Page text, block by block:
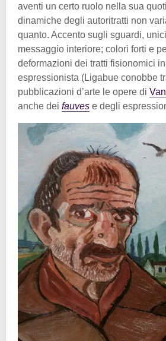
aventi un certo ruolo nella sua
dinamiche degli autoritratti non
quanto. Accento sugli sguardi,
messaggio interiore; colori forti e
deformazioni dei tratti fisionomici
espressionista (Ligabue conobbe
pubblicazioni d’arte le opere di
anche dei fauves e degli